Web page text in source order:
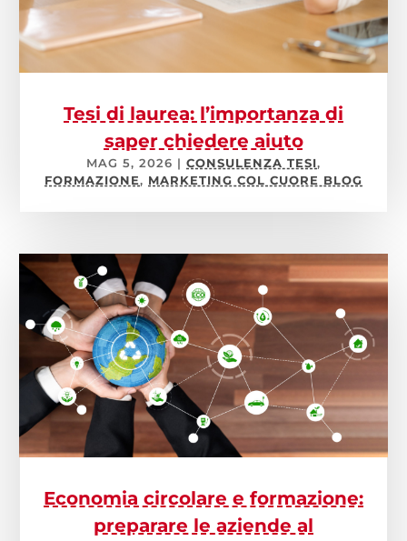
Tesi di laurea: l’importanza di
saper chiedere aiuto
MAG 5, 2026 | CONSULENZA TESI,
FORMAZIONE, MARKETING COL CUORE BLOG
Economia circolare e formazione:
preparare le aziende al